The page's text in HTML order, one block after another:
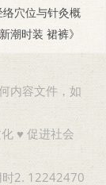
络穴位与针灸概
新潮时装 裙裤》
内容文件，如
♥ 促进社会
时2. 12242470